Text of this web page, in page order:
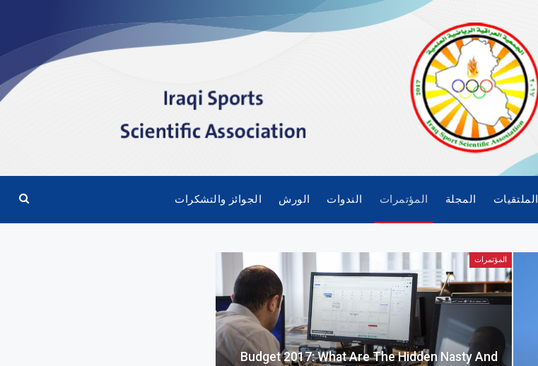
الملتقيات المجلة المؤتمرات الندوات الورش الجوائز والتشكرات
المؤتمرات
Budget 2017: What Are The Hidden Nasty And